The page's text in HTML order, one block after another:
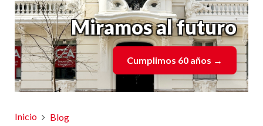
Miramos al futuro
Cumplimos 60 años →
Inicio Blog